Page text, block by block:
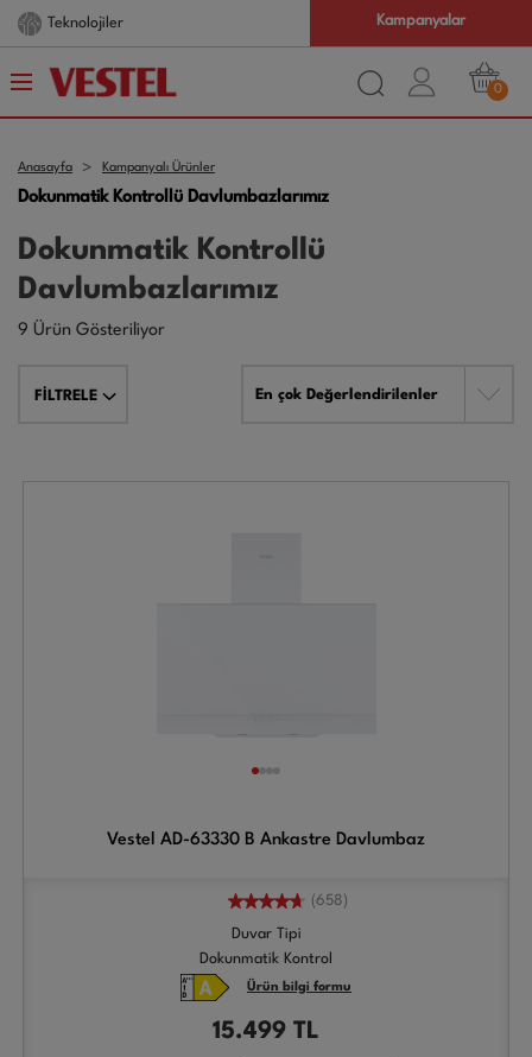
Teknolojiler Kampanyalar
0
Anasayfa Kampanyalı Ürünler
Dokunmatik Kontrollü Davlumbazlarımız
Dokunmatik Kontrollü
Davlumbazlarımız
9 Ürün Gösteriliyor
FİLTRELE En çok Değerlendirilenler
Vestel AD-63330 B Ankastre Davlumbaz
(658)
Duvar Tipi
Dokunmatik Kontrol
Ürün bilgi formu
15.499 TL